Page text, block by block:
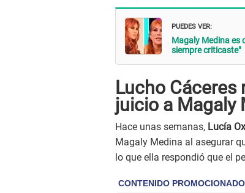
PUEDES VER:
Magaly Medina es
siempre criticaste"
Lucho
juicio a Magaly
Hace unas semanas, Lucía
Magaly Medina al asegurar
lo que ella respondió que el